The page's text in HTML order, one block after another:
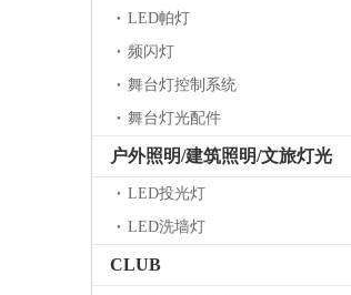
LED帕灯
频闪灯
舞台灯控制系统
舞台灯光配件
户外照明/建筑照明/文旅灯光
LED投光灯
LED洗墙灯
CLUB